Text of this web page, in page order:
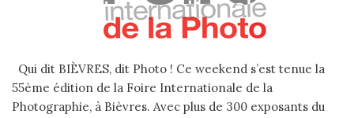
Qui dit BIÈVRES, dit Photo ! Ce weekend s’est tenue la
55ème édition de la Foire Internationale de la
Photographie, à Bièvres. Avec plus de 300 exposants du